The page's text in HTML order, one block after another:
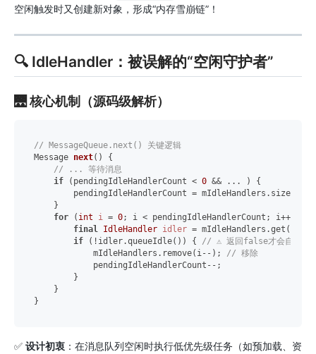
空闲触发时又创建新对象，形成“内存雪崩链”！
🔍 IdleHandler：被误解的“空闲守护者”
🌉 核心机制（源码级解析）
// MessageQueue.next() 关键逻辑
Message next()
{
// ... 等待消息
if (pendingIdleHandlerCount < 0 && ... ) {
        pendingIdleHandlerCount = mIdleHandlers.size();
    }
for ( int i = 0; i < pendingIdleHandlerCount; i++) {
final
IdleHandler idler = mIdleHandlers.get(i);
if (!idler.queueIdle()) { // ⚠️ 返回false才会自动移
            mIdleHandlers.remove(i--);
// 移除
            pendingIdleHandlerCount--;
        }
    }
✅ 设计初衷 ：在消息队列空闲时执行低优先级任务（如预加载、资